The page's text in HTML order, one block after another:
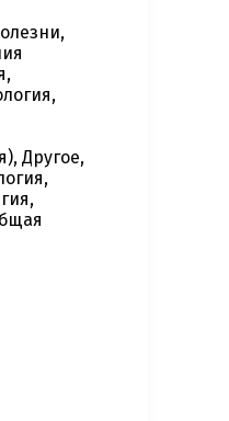
Другое,